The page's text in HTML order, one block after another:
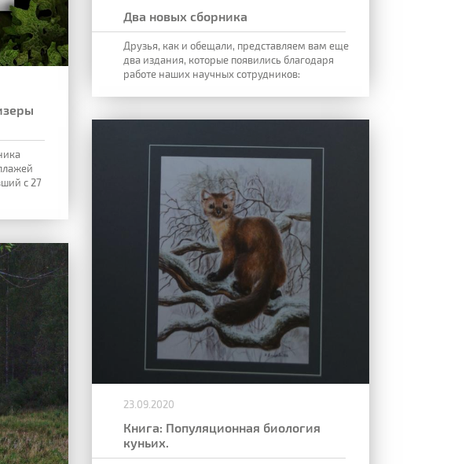
с 27
Два новых сборника
Друзья, как и обещали, представляем вам еще
два издания, которые появились благодаря
работе наших научных сотрудников:
23.09.2020
Книга: Популяционная биология
куньих.